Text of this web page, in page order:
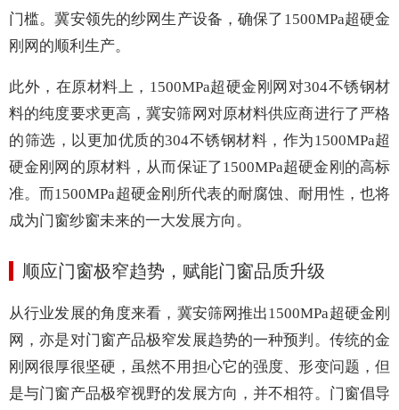
门槛。冀安领先的纱网生产设备，确保了1500MPa超硬金
刚网的顺利生产。
此外，在原材料上，1500MPa超硬金刚网对304不锈钢材
料的纯度要求更高，冀安筛网对原材料供应商进行了严格
的筛选，以更加优质的304不锈钢材料，作为1500MPa超
硬金刚网的原材料，从而保证了1500MPa超硬金刚的高标
准。而1500MPa超硬金刚所代表的耐腐蚀、耐用性，也将
成为门窗纱窗未来的一大发展方向。
顺应门窗极窄趋势 ， 赋能门窗品质升级
从行业发展的角度来看，冀安筛网推出1500MPa超硬金刚
网，亦是对门窗产品极窄发展趋势的一种预判。传统的金
刚网很厚很坚硬，虽然不用担心它的强度、形变问题，但
是与门窗产品极窄视野的发展方向，并不相符。门窗倡导